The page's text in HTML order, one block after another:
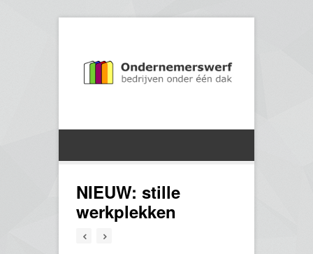
NIEUW: stille
werkplekken